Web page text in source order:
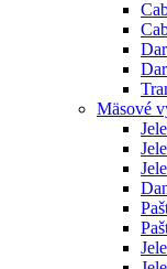
Mäsové